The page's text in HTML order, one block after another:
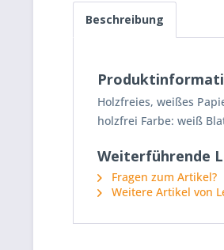
Beschreibung
Holzfreies, weißes
holzfrei Farbe: weiß
Weiterführende
Fragen zum Artikel?
Weitere Artikel von